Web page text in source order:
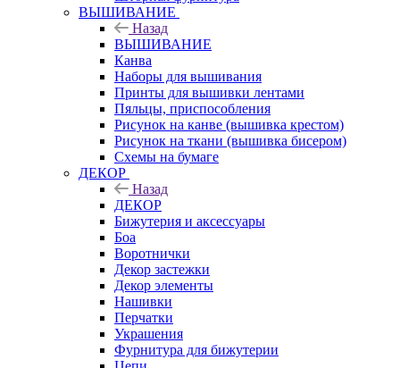
ВЫШИВАНИЕ
Назад
ВЫШИВАНИЕ
Канва
Наборы для вышивания
Принты для вышивки лентами
Пяльцы, приспособления
Рисунок на канве (вышивка крестом)
Рисунок на ткани (вышивка бисером)
Схемы на бумаге
ДЕКОР
Назад
ДЕКОР
Бижутерия и аксессуары
Боа
Воротнички
Декор застежки
Декор элементы
Нашивки
Перчатки
Украшения
Фурнитура для бижутерии